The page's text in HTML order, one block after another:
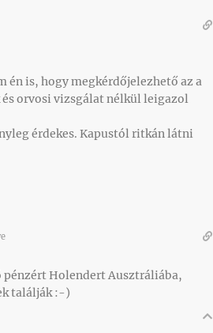
én is, hogy megkérdőjelezhető az a
orvosi vizsgálat nélkül leigazol
érdekes. Kapustól ritkán látni
pénzért Holendert Ausztráliába,
találják :-)